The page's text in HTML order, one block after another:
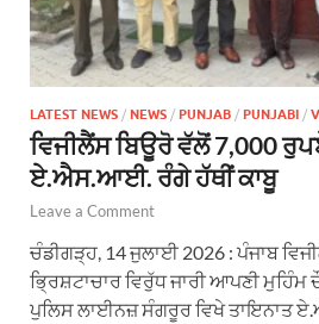
LATEST NEWS / NEWS / PUNJAB / PUNJABI /
ਵਿਜੀਲੈਂਸ ਬਿਊਰੋ ਵੱਲੋਂ 7,000
ਏ.ਐਸ.ਆਈ. ਰੰਗੇ ਹੱਥੀਂ ਕਾਬੂ
Leave a Comment
ਚੰਡੀਗੜ੍ਹ, 14 ਜੁਲਾਈ 2026 : ਪੰਜਾਬ
ਭ੍ਰਿਸ਼ਟਾਚਾਰ ਵਿਰੁੱਧ ਜਾਰੀ ਆਪਣੀ ਮੁਹਿੰਮ
ਪੁਲਿਸ ਲਾਈਨਜ਼ ਸੰਗਰੂਰ ਵਿਖੇ ਤਾਇਨਾਤ